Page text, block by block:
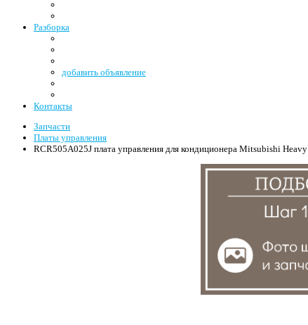
Разборка
добавить объявление
Контакты
Запчасти
Платы управления
RCR505A025J плата управления для кондиционера Mitsubishi Heavy